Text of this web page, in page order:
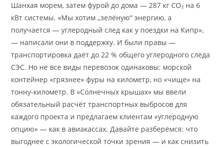
Шанхая морем, затем фурой до дома — 287 кг CO₂ на 6
кВт системы. «Мы хотим „зелёную“ энергию, а
получается — углеродный след как у поездки на Кипр»,
— написали они в поддержку. И были правы —
транспортировка даёт до 22 % общего углеродного следа
СЭС. Но не все виды перевозок одинаковы: морской
контейнер «грязнее» фуры на километр, но «чище» на
тонну-километр. В «Солнечных крышах» мы ввели
обязательный расчёт транспортных выбросов для
каждого проекта и предлагаем клиентам «углеродную
опцию» — как в авиакассах. Давайте разберёмся: что
выгоднее с экологической точки зрения — и как снизить